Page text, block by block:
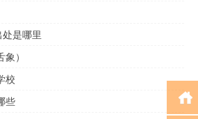
是哪里
）
校
些